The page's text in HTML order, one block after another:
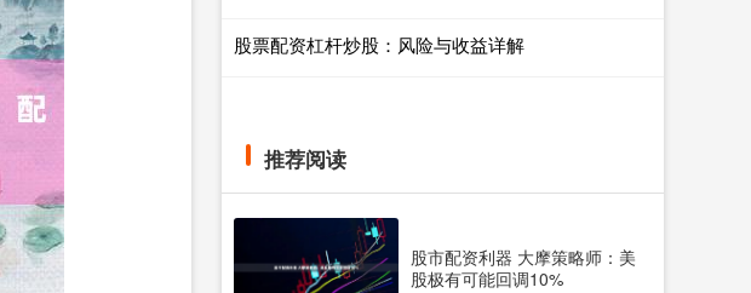
股票配资杠杆炒股：风险与收益详解
推荐阅读
股市配资利器 大摩策略师：美
股极有可能回调10%